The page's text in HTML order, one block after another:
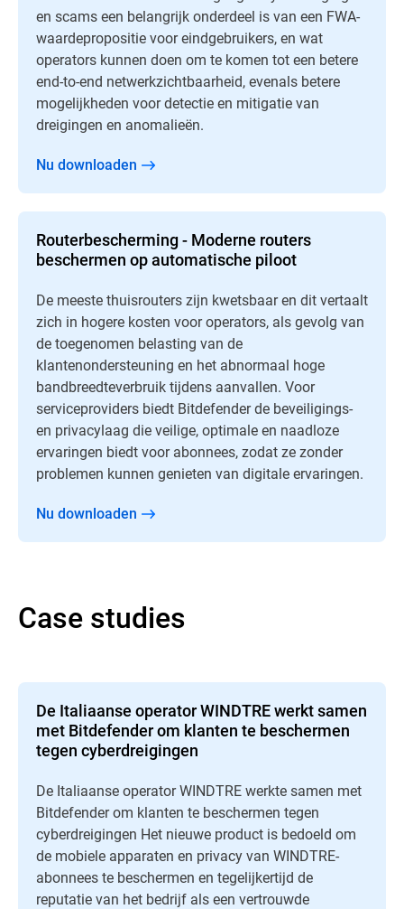
en scams een belangrijk onderdeel is van een FWA-
waardepropositie voor eindgebruikers, en wat
operators kunnen doen om te komen tot een betere
end-to-end netwerkzichtbaarheid, evenals betere
mogelijkheden voor detectie en mitigatie van
dreigingen en anomalieën.
Nu downloaden
Routerbescherming - Moderne routers
beschermen op automatische piloot
De meeste thuisrouters zijn kwetsbaar en dit vertaalt
zich in hogere kosten voor operators, als gevolg van
de toegenomen belasting van de
klantenondersteuning en het abnormaal hoge
bandbreedteverbruik tijdens aanvallen. Voor
serviceproviders biedt Bitdefender de beveiligings-
en privacylaag die veilige, optimale en naadloze
ervaringen biedt voor abonnees, zodat ze zonder
problemen kunnen genieten van digitale ervaringen.
Nu downloaden
Case studies
De Italiaanse operator WINDTRE werkt samen
met Bitdefender om klanten te beschermen
tegen cyberdreigingen
De Italiaanse operator WINDTRE werkte samen met
Bitdefender om klanten te beschermen tegen
cyberdreigingen Het nieuwe product is bedoeld om
de mobiele apparaten en privacy van WINDTRE-
abonnees te beschermen en tegelijkertijd de
reputatie van het bedrijf als een vertrouwde